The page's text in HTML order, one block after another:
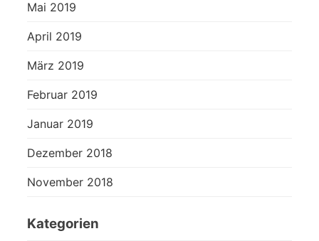
Mai 2019
April 2019
März 2019
Februar 2019
Januar 2019
Dezember 2018
November 2018
Kategorien